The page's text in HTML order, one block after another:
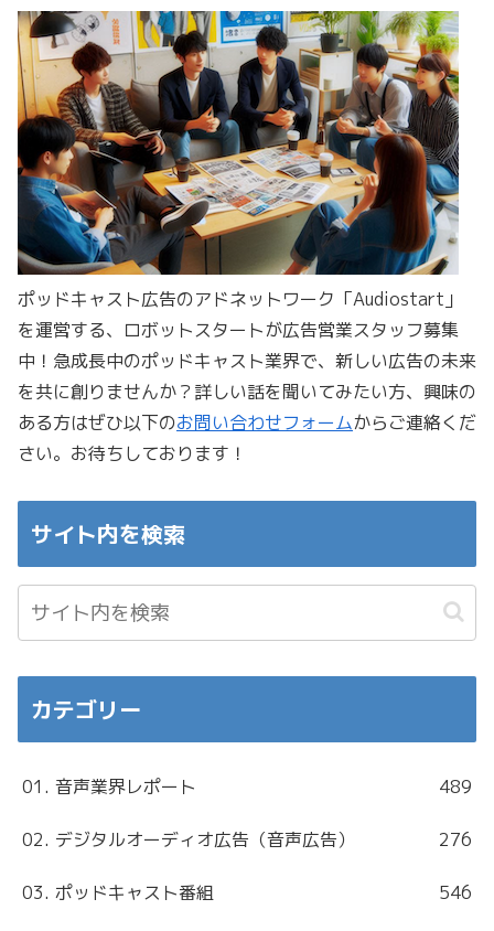
ポッドキャスト広告のアドネットワーク「Audiostart」
を運営する、ロボットスタートが広告営業スタッフ募集
中！急成長中のポッドキャスト業界で、新しい広告の未来
を共に創りませんか？詳しい話を聞いてみたい方、興味の
ある方はぜひ以下のお問い合わせフォームからご連絡くだ
さい。お待ちしております！
サイト内を検索
カテゴリー
01. 音声業界レポート 489
02. デジタルオーディオ広告（音声広告） 276
03. ポッドキャスト番組 546